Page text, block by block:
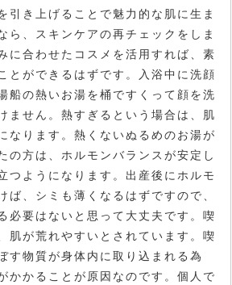
引き上げることで魅力的な肌に生ま
ら、スキンケアの再チェックをしま
に合わせたコスメを活用すれば、素
とができるはずです。入浴中に洗顔
船の熱いお湯を桶ですくって顔を洗
ません。熱すぎるという場合は、肌
なります。熱くないぬるめのお湯が
の方は、ホルモンバランスが安定し
つようになります。出産後にホルモ
ば、シミも薄くなるはずですので、
必要はないと思って大丈夫です。喫
肌が荒れやすいとされています。喫
す物質が身体内に取り込まれる為
かかることが原因なのです。個人で